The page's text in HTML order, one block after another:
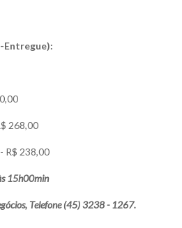
Entregue):
268,00
R$ 238,00
15h00min
Telefone (45) 3238 - 1267.